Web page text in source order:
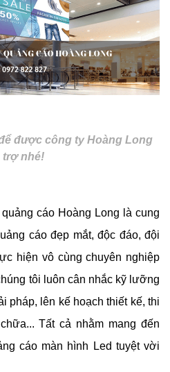
được công ty Hoàng Long
trợ nhé!
cáo Hoàng Long là cung
cáo đẹp mắt, độc đáo, đội
hiện vô cùng chuyên nghiệp
tôi luôn cân nhắc kỹ lưỡng
pháp, lên kế hoạch thiết kế, thi
Tất cả nhằm mang đến
cáo màn hình Led tuyệt vời